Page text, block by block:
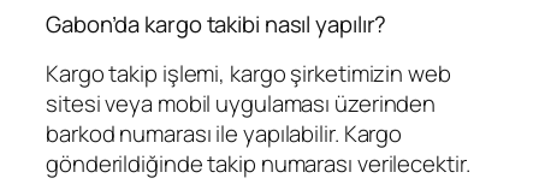
Gabon’da kargo takibi nasıl yapılır?
Kargo takip işlemi, kargo şirketimizin web
sitesi veya mobil uygulaması üzerinden
barkod numarası ile yapılabilir. Kargo
gönderildiğinde takip numarası verilecektir.